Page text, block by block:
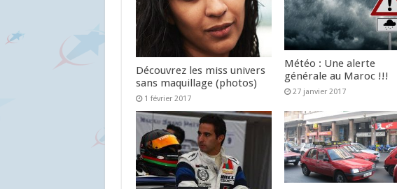
Découvrez les miss univers
sans maquillage (photos)
1 février 2017
Météo : Une alerte
générale au Maroc !!!
27 janvier 2017